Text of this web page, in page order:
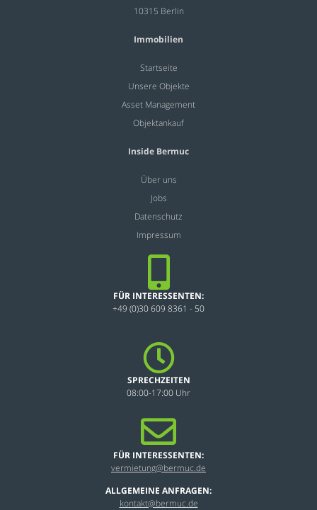
10315 Berlin
Immobilien
Startseite
Unsere Objekte
Asset Management
Objektankauf
Inside Bermuc
Über uns
Jobs
Datenschutz
Impressum
FÜR INTERESSENTEN:
+49 (0)30 609 8361 - 50
SPRECHZEITEN
08:00-17:00 Uhr
FÜR INTERESSENTEN:
vermietung@bermuc.de
ALLGEMEINE ANFRAGEN:
kontakt@bermuc.de